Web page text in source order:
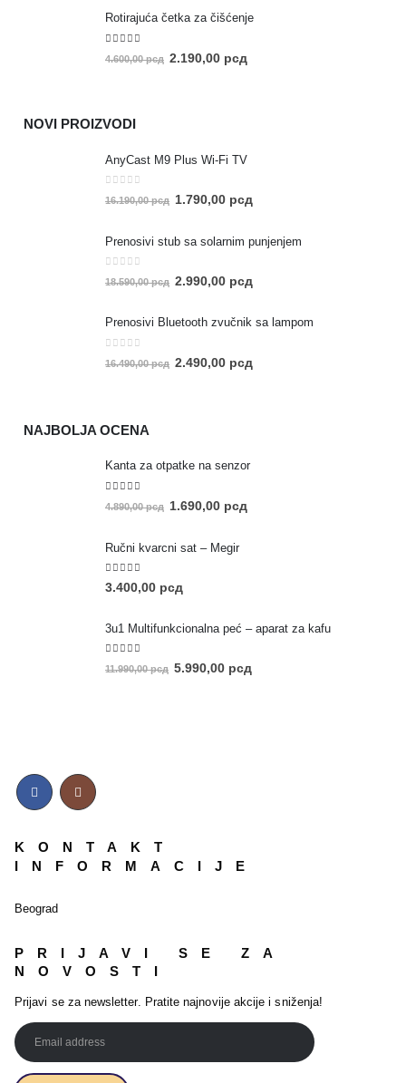
Rotirajuća četka za čišćenje
out of 5
4.600,00рсд 2.190,00 рсд
NOVI PROIZVODI
AnyCast M9 Plus Wi-Fi TV
0out of 5
16.190,00рсд 1.790,00 рсд
Prenosivi stub sa solarnim punjenjem
0out of 5
18.590,00рсд 2.990,00 рсд
Prenosivi Bluetooth zvučnik sa lampom
16.490,00рсд 2.490,00 рсд
NAJBOLJA OCENA
Kanta za otpatke na senzor
out of 5
4.890,00рсд 1.690,00 рсд
Ručni kvarcni sat – Megir
5.00out of 5
3.400,00 рсд
3u1 Multifunkcionalna peć – aparat za kafu
5.00out of 5
11.990,00рсд 5.990,00 рсд
KONTAKT
INFORMACIJE
Beograd
PRIJAVI SE ZA
NOVOSTI
Prijavi se za newsletter. Pratite najnovije akcije i sniženja!